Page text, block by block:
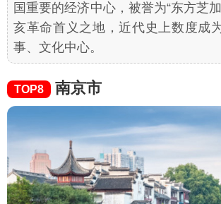
国重要的经济中心，被誉为“东方芝
亥革命首义之地，近代史上数度成
事、文化中心。
TOP8 南京市